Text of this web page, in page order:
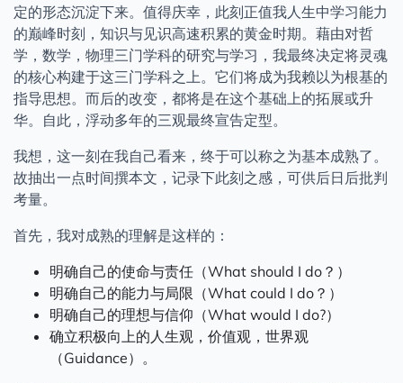
爱情观
闲言碎语
English
定的形态沉淀下来。值得庆幸，此刻正值我人生中学习能力
的巅峰时刻，知识与见识高速积累的黄金时期。藉由对哲
学，数学，物理三门学科的研究与学习，我最终决定将灵魂
的核心构建于这三门学科之上。它们将成为我赖以为根基的
指导思想。而后的改变，都将是在这个基础上的拓展或升
华。自此，浮动多年的三观最终宣告定型。
我想，这一刻在我自己看来，终于可以称之为基本成熟了。
故抽出一点时间撰本文，记录下此刻之感，可供后日后批判
考量。
首先，我对成熟的理解是这样的：
明确自己的使命与责任（What should I do？）
明确自己的能力与局限（What could I do？）
明确自己的理想与信仰（What would I do?）
确立积极向上的人生观，价值观，世界观
（Guidance）。